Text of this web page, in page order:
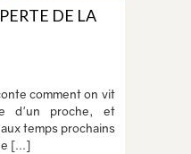
DE LA
comment on vit
d'un proche, et
temps prochains
[...]